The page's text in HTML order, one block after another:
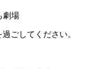
劇場
ごしてください。